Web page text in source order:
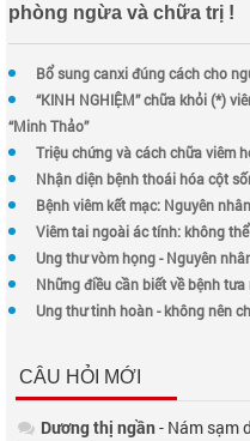
phòng ngừa và chữa trị !
Bổ sung canxi đúng cách cho
“KINH NGHIỆM” chữa khỏi (*)
“Minh Thảo”
Triệu chứng và cách chữa viêm
Nhận diện bệnh thoái hóa cột
Bệnh viêm kết mạc: Nguyên
Viêm tai ngoài ác tính: không
Ung thư vòm họng - Nguyên
Những điều cần biết về bệnh tưa
Ung thư tinh hoàn - không nên
CÂU HỎI MỚI
Dương thị ngần- Nám sạm